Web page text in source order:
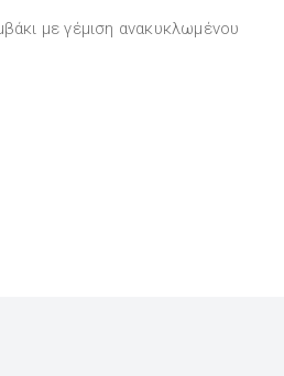
με γέμιση ανακυκλωμένου